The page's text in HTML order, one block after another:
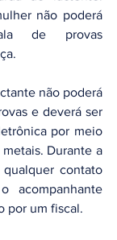
não poderá
de provas
não poderá
e deverá ser
por meio
Durante a
contato
por um fiscal.